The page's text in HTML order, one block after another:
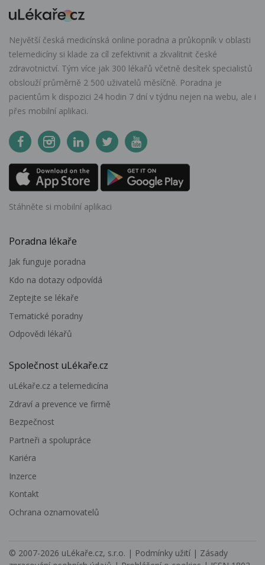
Největší česká medicínská online poradna a průkopník v oblasti
telemedicíny si klade za cíl zefektivnit a zkvalitnit české
zdravotnictví. Tým více jak 300 lékařů včetně desítek specialistů
obslouží průměrně 2 500 uživatelů měsíčně. Poradna je
pacientům k dispozici 24 hodin 7 dní v týdnu nejen na webu, ale i
přes mobilní aplikaci.
Stáhněte si mobilní aplikaci
Poradna lékaře
Jak funguje poradna
Kdo na dotazy odpovídá
Zeptejte se lékaře
Tematické poradny
Odpovědi lékařů
Společnost uLékaře.cz
uLékaře.cz a telemedicína
Zdraví a prevence ve firmě
Bezpečnost
Partneři a spolupráce
Kariéra
Inzerce
Kontakt
Ochrana oznamovatelů
© 2007-2026 uLékaře.cz, s.r.o. | Podmínky užití | Zásady